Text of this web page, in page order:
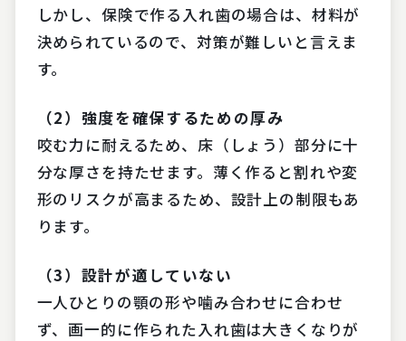
しかし、保険で作る入れ歯の場合は、材料が
決められているので、対策が難しいと言えま
す。
（2）強度を確保するための厚み
咬む力に耐えるため、床（しょう）部分に十
分な厚さを持たせます。薄く作ると割れや変
形のリスクが高まるため、設計上の制限もあ
ります。
（3）設計が適していない
一人ひとりの顎の形や噛み合わせに合わせ
ず、画一的に作られた入れ歯は大きくなりが